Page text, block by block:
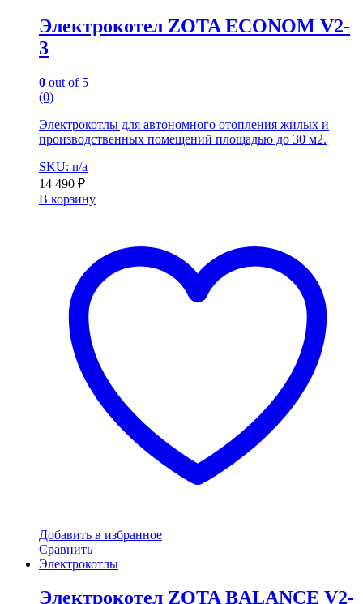
Электрокотел ZOTA ECONOM V2-
3
0 out of 5
(0)
Электрокотлы для автономного отопления жилых и
производственных помещений площадью до 30 м2.
SKU: n/a
14 490 ₽
В корзину
Добавить в избранное
Сравнить
Электрокотлы
Электрокотел ZOTA BALANCE V2-